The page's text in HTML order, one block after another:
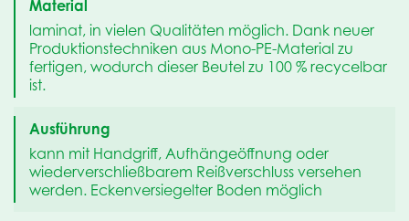
Material
laminat, in vielen Qualitäten möglich. Dank neuer
Produktionstechniken aus Mono-PE-Material zu
fertigen, wodurch dieser Beutel zu 100 % recycelbar
ist.
Ausführung
kann mit Handgriff, Aufhängeöffnung oder
wiederverschließbarem Reißverschluss versehen
werden. Eckenversiegelter Boden möglich